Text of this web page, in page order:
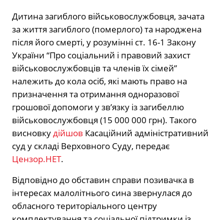
Дитина загиблого військовослужбовця, зачата
за життя загиблого (померлого) та народжена
після його смерті, у розумінні ст. 16-1 Закону
України “Про соціальний і правовий захист
військовослужбовців та членів їх сімей”
належить до кола осіб, які мають право на
призначення та отримання одноразової
грошової допомоги у зв’язку із загибеллю
військовослужбовця (15 000 000 грн). Такого
висновкудійшов Касаційний адміністративний
суд у складі Верховного Суду, передає
Цензор.НЕТ.
Відповідно до обставин справи позивачка в
інтересах малолітнього сина звернулася до
обласного територіального центру